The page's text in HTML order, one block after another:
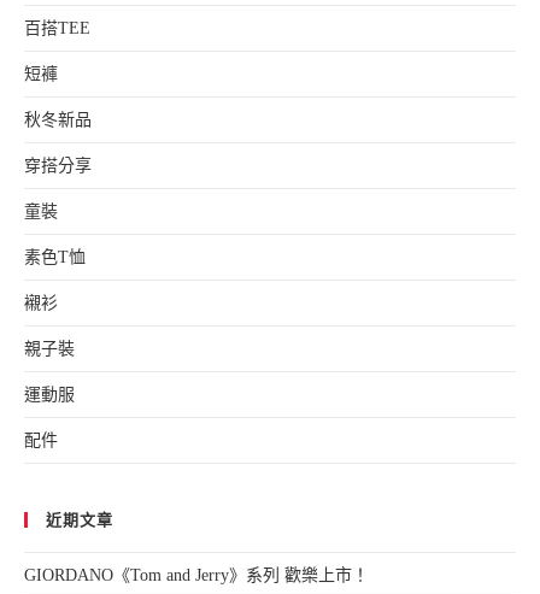
百搭TEE
短褲
秋冬新品
穿搭分享
童裝
素色T恤
襯衫
親子裝
運動服
配件
近期文章
GIORDANO《Tom and Jerry》系列 歡樂上市！